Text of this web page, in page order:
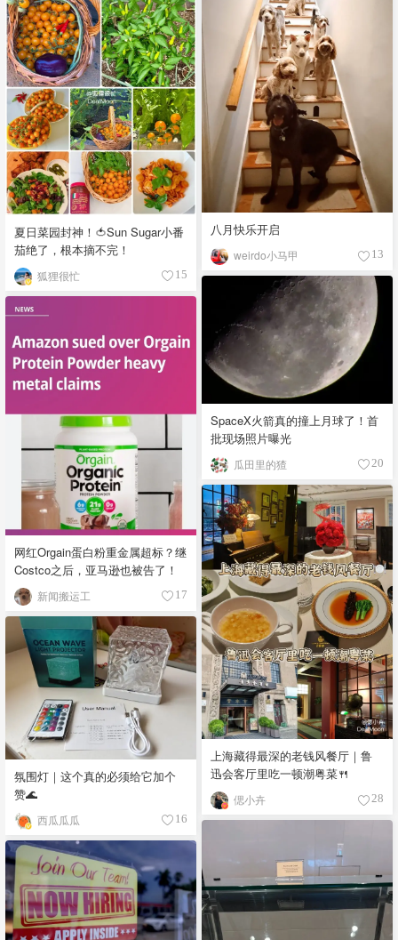
八月快乐开启
weirdo小马甲 13
夏日菜园封神！🍅Sun Sugar小番
茄绝了，根本摘不完！
狐狸很忙 15
SpaceX火箭真的撞上月球了！首
批现场照片曝光
瓜田里的猹 20
网红Orgain蛋白粉重金属超标？继
Costco之后，亚马逊也被告了！
新闻搬运工 17
上海藏得最深的老钱风餐厅｜鲁
迅会客厅里吃一顿潮粤菜🍴
偲小卉 28
氛围灯｜这个真的必须给它加个
赞🌊
西瓜瓜瓜 16